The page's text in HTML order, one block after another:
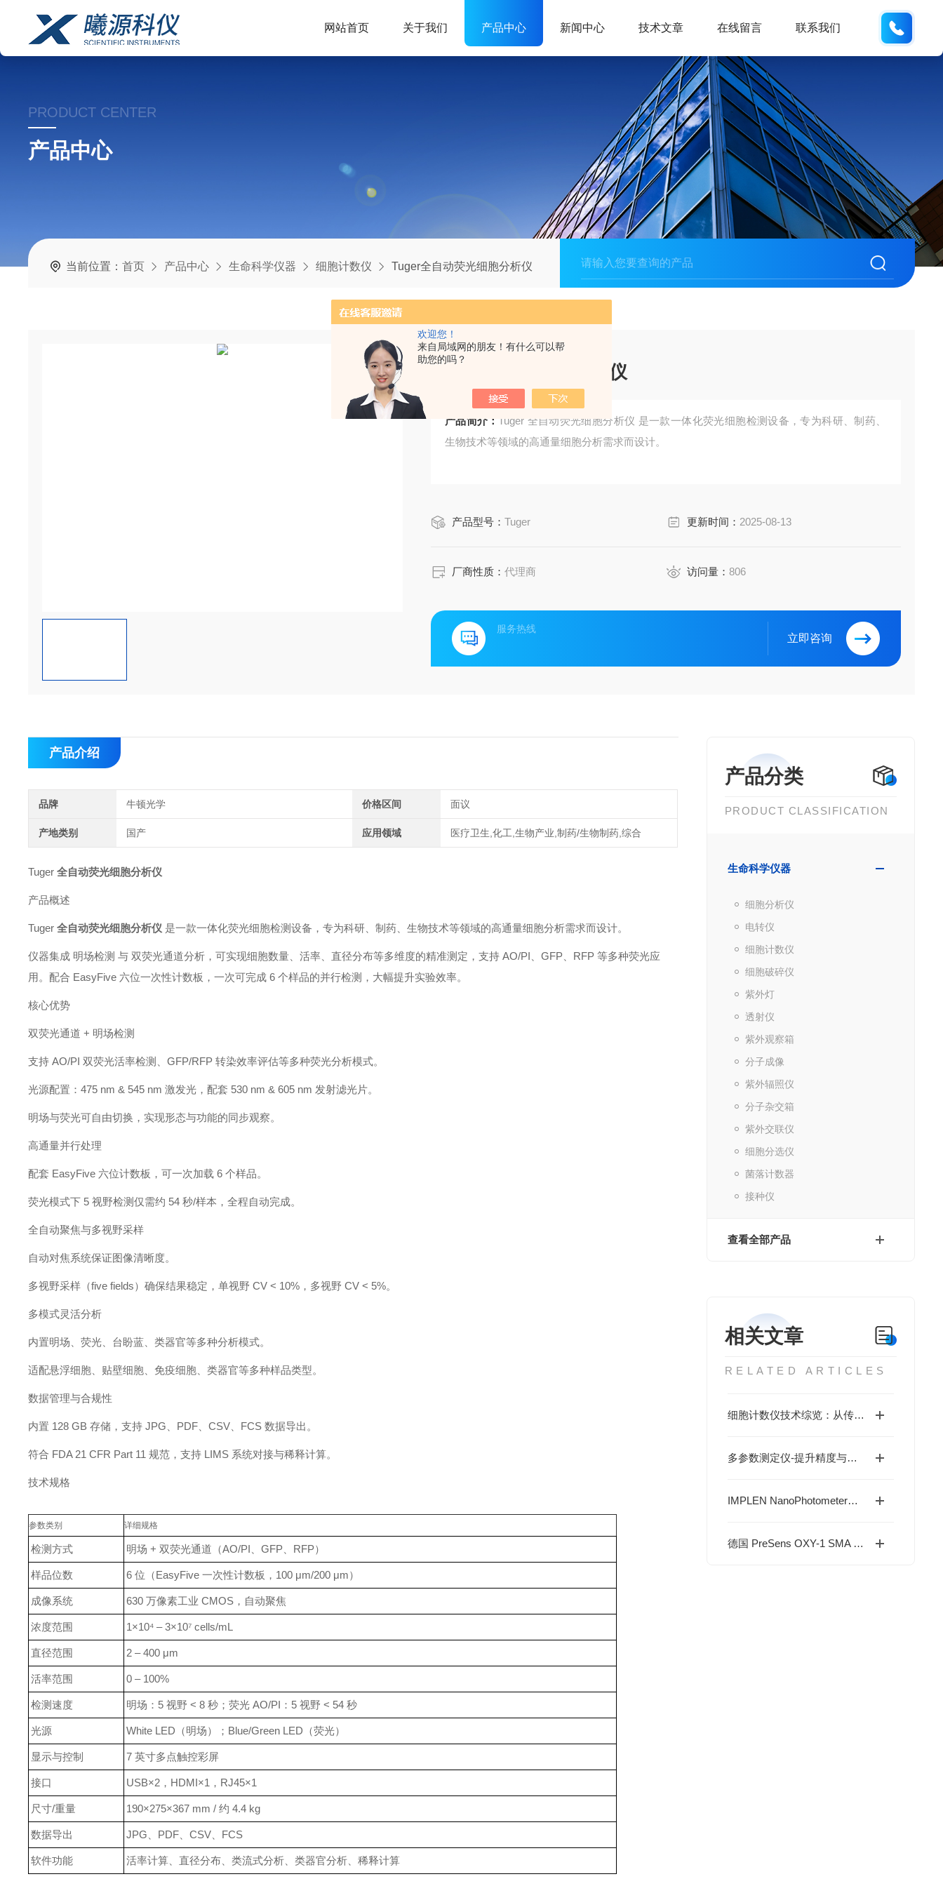
欢迎您！
来自局域网的朋友！有什么可以帮
助您的吗？
网站首页 关于我们 产品中心 新闻中心 技术文章 在线留言 联系我们
PRODUCT CENTER
产品中心
当前位置：首页 产品中心 生命科学仪器 细胞计数仪 Tuger全自动荧光细胞分析仪
全自动荧光细胞分析仪
产品简介： Tuger 全自动荧光细胞分析仪 是一款一体化荧光细胞检测设备，专为科研、制药、
生物技术等领域的高通量细胞分析需求而设计。
产品型号：Tuger 更新时间： 2025-08-13
厂商性质：代理商 访问量： 806
服务热线
立即咨询
产品分类
PRODUCT CLASSIFICATION
生命科学仪器
细胞分析仪
电转仪
细胞计数仪
细胞破碎仪
紫外灯
透射仪
紫外观察箱
分子成像
紫外辐照仪
分子杂交箱
紫外交联仪
细胞分选仪
菌落计数器
接种仪
查看全部产品
相关文章
RELATED ARTICLES
细胞计数仪技术综览：从传统到前沿
多参数测定仪-提升精度与效率的核心工具
IMPLEN NanoPhotometer® N120：12通道微量分光检测助力核酸与蛋白分析提效
德国 PreSens OXY-1 SMA 便携式光学测氧仪：非侵入式溶氧监测新方案
产品介绍
品牌 牛顿光学 价格区间 面议
产地类别 国产 应用领域 医疗卫生,化工,生物产业,制药/生物制药,综合
Tuger全自动荧光细胞分析仪
产品概述
Tuger全自动荧光细胞分析仪 是一款一体化荧光细胞检测设备，专为科研、制药、生物技术等领域的高通量细胞分析需求而设计。
仪器集成 明场检测 与 双荧光通道分析，可实现细胞数量、活率、直径分布等多维度的精准测定，支持 AO/PI、GFP、RFP 等多种荧光应
用。配合 EasyFive 六位一次性计数板，一次可完成 6 个样品的并行检测，大幅提升实验效率。
核心优势
双荧光通道 + 明场检测
支持 AO/PI 双荧光活率检测、GFP/RFP 转染效率评估等多种荧光分析模式。
光源配置：475 nm & 545 nm 激发光，配套 530 nm & 605 nm 发射滤光片。
明场与荧光可自由切换，实现形态与功能的同步观察。
高通量并行处理
配套 EasyFive 六位计数板，可一次加载 6 个样品。
荧光模式下 5 视野检测仅需约 54 秒/样本，全程自动完成。
全自动聚焦与多视野采样
自动对焦系统保证图像清晰度。
多视野采样（five fields）确保结果稳定，单视野 CV < 10%，多视野 CV < 5%。
多模式灵活分析
内置明场、荧光、台盼蓝、类器官等多种分析模式。
适配悬浮细胞、贴壁细胞、免疫细胞、类器官等多种样品类型。
数据管理与合规性
内置 128 GB 存储，支持 JPG、PDF、CSV、FCS 数据导出。
符合 FDA 21 CFR Part 11 规范，支持 LIMS 系统对接与稀释计算。
技术规格
参数类别 详细规格
检测方式 明场 + 双荧光通道（AO/PI、GFP、RFP）
样品位数 6 位（EasyFive 一次性计数板，100 μm/200 μm）
成像系统 630 万像素工业 CMOS，自动聚焦
浓度范围 1×10⁴ – 3×10⁷ cells/mL
直径范围 2 – 400 μm
活率范围 0 – 100%
检测速度 明场：5 视野 < 8 秒；荧光 AO/PI：5 视野 < 54 秒
光源 White LED（明场）；Blue/Green LED（荧光）
显示与控制 7 英寸多点触控彩屏
接口 USB×2，HDMI×1，RJ45×1
尺寸/重量 190×275×367 mm / 约 4.4 kg
数据导出 JPG、PDF、CSV、FCS
软件功能 活率计算、直径分布、类流式分析、类器官分析、稀释计算